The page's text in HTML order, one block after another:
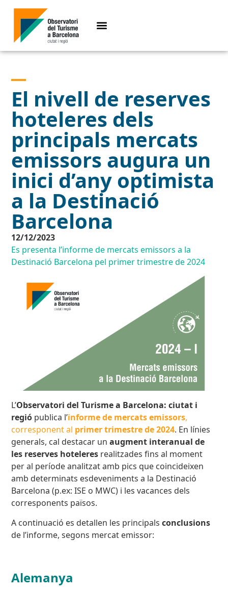
El nivell de reserves
hoteleres dels
principals mercats
emissors augura un
inici d’any optimista
a la Destinació
Barcelona
12/12/2023
Es presenta l’informe de mercats emissors a la
Destinació Barcelona pel primer trimestre de 2024
L’Observatori del Turisme a Barcelona: ciutat i
regió publica l’informe de mercats emissors,
corresponent al primer trimestre de 2024. En línies
generals, cal destacar unaugment interanual de
les reserves hoteleres realitzades fins al moment
per al període analitzat amb pics que coincideixen
amb determinats esdeveniments a la Destinació
Barcelona (p.ex: ISE o MWC) i les vacances dels
corresponents països.
A continuació es detallen les principalsconclusions
de l’informe, segons mercat emissor:
Alemanya